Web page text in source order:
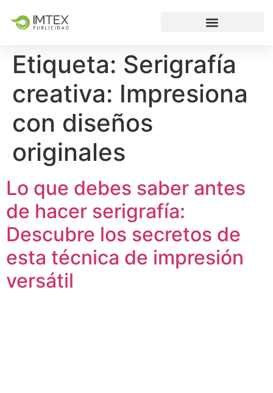
Etiqueta: Serigrafía
creativa: Impresiona
con diseños
originales
Lo que debes saber antes
de hacer serigrafía:
Descubre los secretos de
esta técnica de impresión
versátil